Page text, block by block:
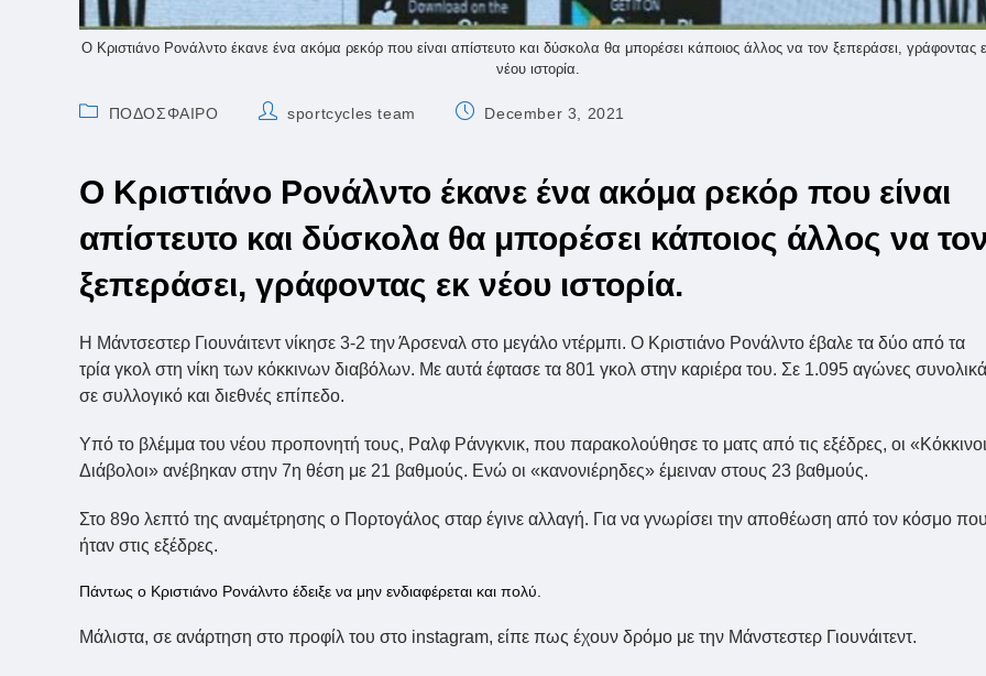
Ο Κριστιάνο Ρονάλντο έκανε ένα ακόμα ρεκόρ που είναι απίστευτο και δύσκολα θα μπορέσει κάποιος άλλος να τον ξεπεράσει, γράφοντας
νέου ιστορία.
PostΠΟΔΟΣΦΑΙΡΟ
Postsportcycles team
PostDecember 3, 2021
Ο Κριστιάνο Ρονάλντο έκανε ένα ακόμα ρεκόρ που είναι
απίστευτο και δύσκολα θα μπορέσει κάποιος άλλος να
ξεπεράσει, γράφοντας εκ νέου ιστορία.
Η Μάντσεστερ Γιουνάιτεντ νίκησε 3-2 την Άρσεναλ στο μεγάλο ντέρμπι. Ο Κριστιάνο Ρονάλντο έβαλε τα δύο από τα
τρία γκολ στη νίκη των κόκκινων διαβόλων. Με αυτά έφτασε τα 801 γκολ στην καριέρα του. Σε 1.095 αγώνες συνολικά
σε συλλογικό και διεθνές επίπεδο.
Υπό το βλέμμα του νέου προπονητή τους, Ραλφ Ράνγκνικ, που παρακολούθησε το ματς από τις εξέδρες, οι «Κόκκινοι
Διάβολοι» ανέβηκαν στην 7η θέση με 21 βαθμούς. Ενώ οι «κανονιέρηδες» έμειναν στους 23 βαθμούς.
Στο 89ο λεπτό της αναμέτρησης ο Πορτογάλος σταρ έγινε αλλαγή. Για να γνωρίσει την αποθέωση από τον κόσμο
ήταν στις εξέδρες.
Πάντως ο Κριστιάνο Ρονάλντο έδειξε να μην ενδιαφέρεται και πολύ.
Μάλιστα, σε ανάρτηση στο προφίλ του στο instagram, είπε πως έχουν δρόμο με την Μάνστεστερ Γιουνάιτεντ.